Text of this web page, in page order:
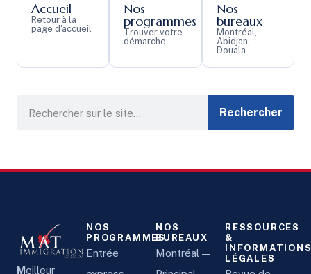
Accueil
Retour à la
page d'accueil
Nos
programmes
Trouver votre
démarche
Nos
bureaux
Montréal,
Abidjan,
Douala
Rechercher
Meilleur
NOS
PROGRAMMES
Entrée
NOS
BUREAUX
Montréal —
RESSOURCES
&
LÉGALES